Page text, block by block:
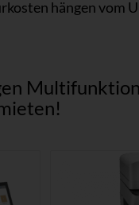
hängen vom